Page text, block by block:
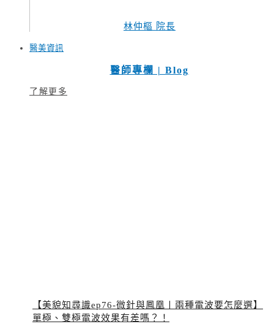
林仲樞 院長
醫美資訊
醫師專欄 | Blog
了解更多
【美貌知尋識ep76-微針與鳳凰〡兩種電波要怎麼選】
單極、雙極電波效果有差嗎？！